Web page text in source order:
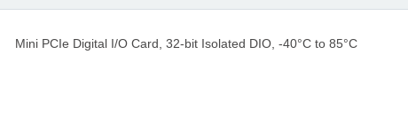
Mini PCIe Digital I/O Card, 32-bit Isolated DIO, -40°C to 85°C